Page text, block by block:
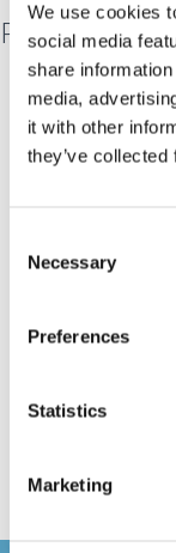
We use cookies
social media
share
media,
it with other
they’ve
Selection
Necessary
Preferences
Statistics
Marketing
Pod veli
Tento zdroj
jediným
hornou časťou
nie ej
aby nám